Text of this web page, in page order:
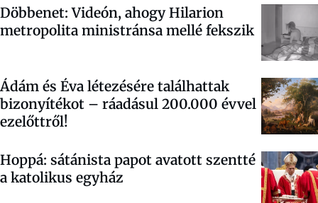
Döbbenet: Videón, ahogy Hilarion
metropolita ministránsa mellé fekszik
Ádám és Éva létezésére találhattak
bizonyítékot – ráadásul 200.000 évvel
ezelőttről!
Hoppá: sátánista papot avatott szentté
a katolikus egyház